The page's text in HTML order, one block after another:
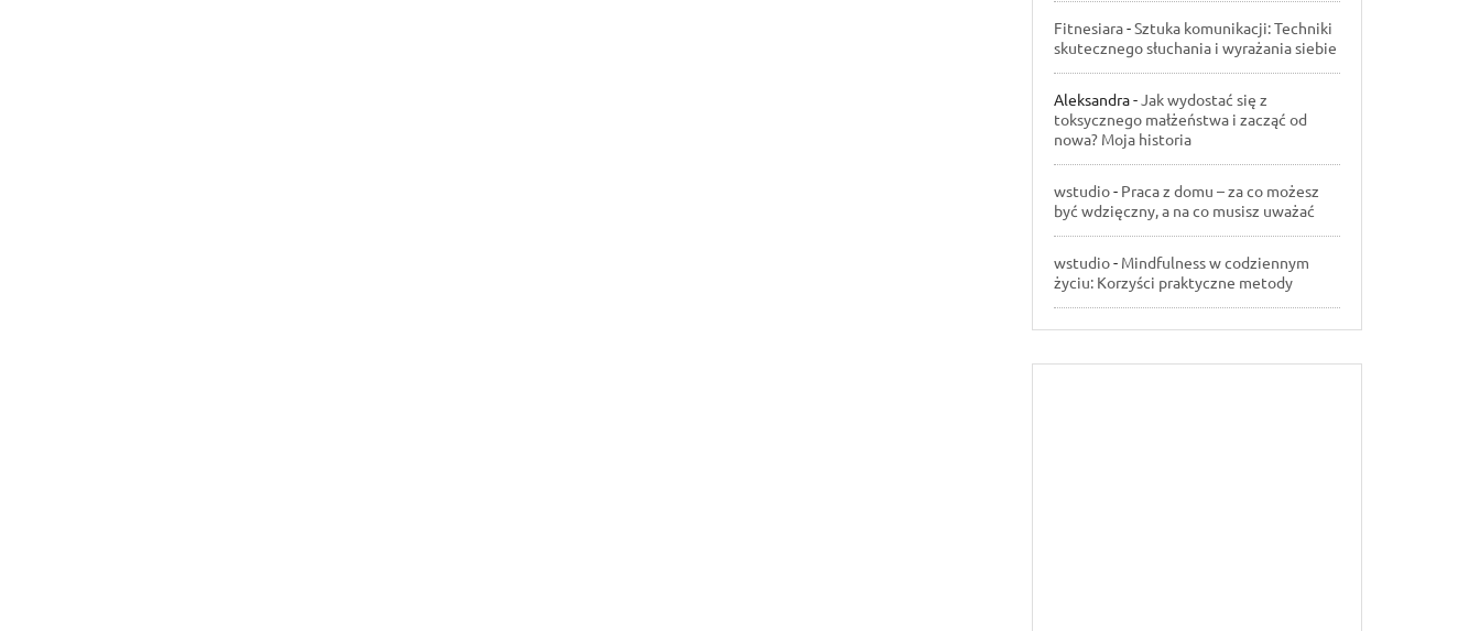
Fitnesiara-Sztuka komunikacji: Techniki
skutecznego słuchania i wyrażania siebie
Aleksandra-Jak wydostać się z
toksycznego małżeństwa i zacząć od
nowa? Moja historia
wstudio- Praca z domu – za co możesz
być wdzięczny, a na co musisz uważać
wstudio- Mindfulness w codziennym
życiu: Korzyści praktyczne metody